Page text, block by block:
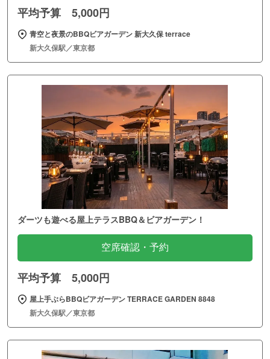
平均予算 5,000円
青空と夜景のBBQビアガーデン 新大久保 terrace
新大久保駅／東京都
ダーツも遊べる屋上テラスBBQ＆ビアガーデン！
空席確認・予約
平均予算 5,000円
屋上手ぶらBBQビアガーデン TERRACE GARDEN 8848
新大久保駅／東京都